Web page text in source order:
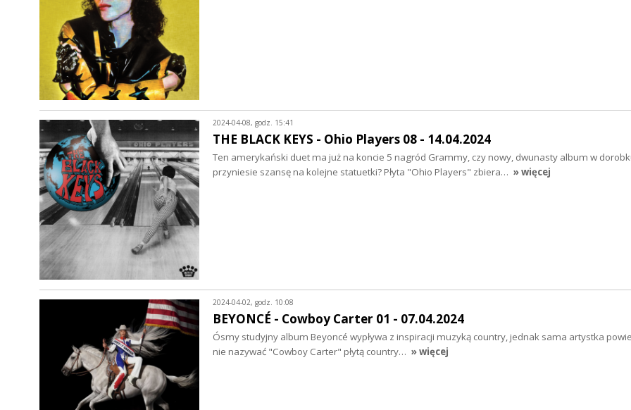
2024-04-08, godz. 15:41
THE BLACK KEYS - Ohio Players 08 - 14.04.2024
Ten amerykański duet ma już na koncie 5 nagród Grammy, czy nowy, dwunasty album w
przyniesie szansę na kolejne statuetki? Płyta "Ohio Players" zbiera… » więcej
2024-04-02, godz. 10:08
BEYONCÉ - Cowboy Carter 01 - 07.04.2024
Ósmy studyjny album Beyoncé wypływa z inspiracji muzyką country, jednak sama artystka
nie nazywać "Cowboy Carter" płytą country… » więcej